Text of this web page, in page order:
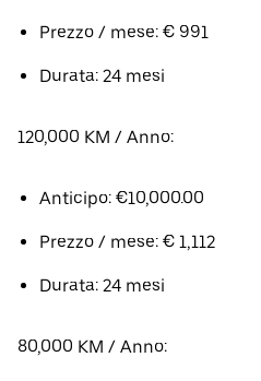
Prezzo / mese: € 991
Durata: 24 mesi
120,000 KM / Anno:
Anticipo: €10,000.00
Prezzo / mese: € 1,112
Durata: 24 mesi
80,000 KM / Anno: